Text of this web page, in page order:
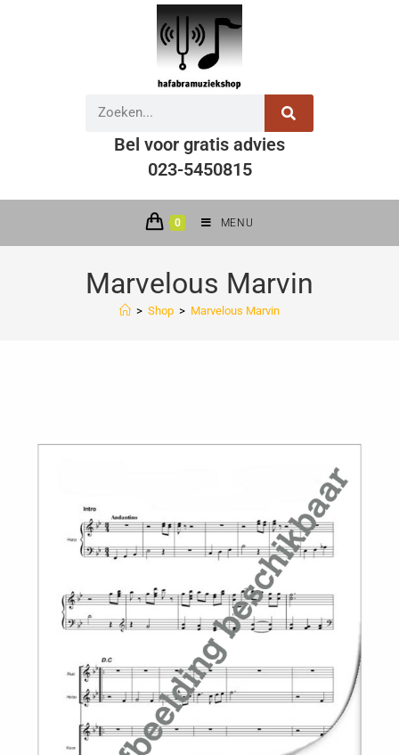
Bel voor gratis advies
023-5450815
0 MENU
Marvelous Marvin
> Shop > Marvelous Marvin